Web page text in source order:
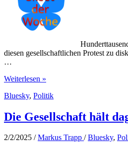
diesen gesellschaftlichen Protest zu
…
Nach
gegen
hetzt
BILD
gegen
Weiterlesen »
Bluesky, Politik
Die Gesellschaft hält
2/2/2025 /Markus Trapp /Bluesky,